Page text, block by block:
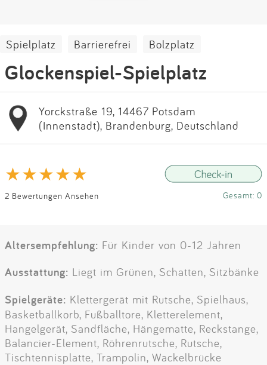
Spielplatz Barrierefrei Bolzplatz
Glockenspiel-Spielplatz
Yorckstraße 19, 14467 Potsdam
(Innenstadt), Brandenburg, Deutschland
2 Bewertungen Ansehen Gesamt: 0
Altersempfehlung: Für Kinder von 0-12 Jahren
Ausstattung: Liegt im Grünen, Schatten, Sitzbänke
Spielgeräte: Klettergerät mit Rutsche, Spielhaus,
Basketballkorb, Fußballtore, Kletterelement,
Hangelgerät, Sandfläche, Hängematte, Reckstange,
Balancier-Element, Röhrenrutsche, Rutsche,
Tischtennisplatte, Trampolin, Wackelbrücke